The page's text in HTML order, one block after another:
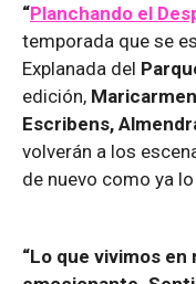
“Planchando el
temporada que se
Explanada del
edición,
Escribens,
volverán a los
de nuevo como ya
“Lo que vivimos